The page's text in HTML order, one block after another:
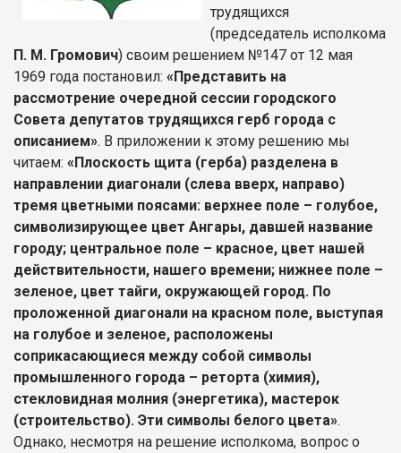
трудящихся
(председатель исполкома
П. М. Громович) своим решением №147 от 12 мая
1969 года постановил: «Представить на
рассмотрение очередной сессии городского
Совета депутатов трудящихся герб города с
описанием». В приложении к этому решению мы
читаем: «Плоскость щита (герба) разделена в
направлении диагонали (слева вверх, направо)
тремя цветными поясами: верхнее поле – голубое,
символизирующее цвет Ангары, давшей название
городу; центральное поле – красное, цвет нашей
действительности, нашего времени; нижнее поле –
зеленое, цвет тайги, окружающей город. По
проложенной диагонали на красном поле, выступая
на голубое и зеленое, расположены
соприкасающиеся между собой символы
промышленного города – реторта (химия),
стекловидная молния (энергетика), мастерок
(строительство). Эти символы белого цвета».
Однако, несмотря на решение исполкома, вопрос о